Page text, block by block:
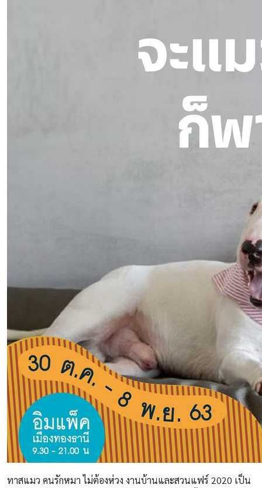
ทาสแมว คนรักหมา ไม่ต้องห่วง งานบ้านและสวนแฟร์ 2020 เป็น